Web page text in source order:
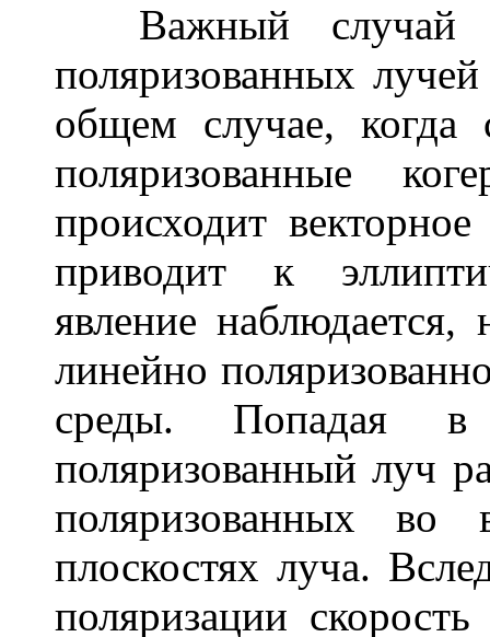
Важный случай
поляризованных
общем случае, когда
поляризованные
происходит
приводит к
явление
линейно
среды. Попадая
поляризованный луч
поляризованных во
плоскостях луча.
поляризации